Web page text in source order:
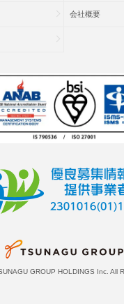
会社概要
GROUP HOLDINGS Inc. All